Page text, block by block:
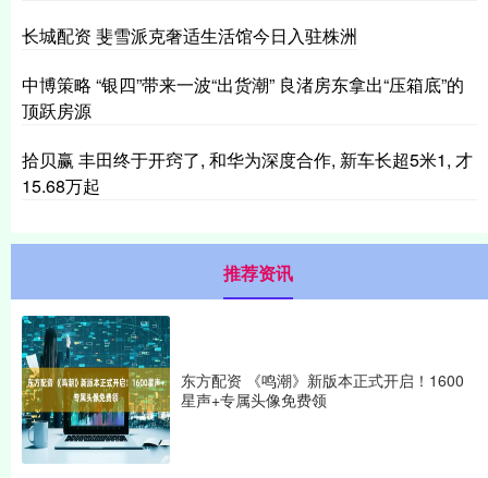
长城配资 斐雪派克奢适生活馆今日入驻株洲
中博策略 “银四”带来一波“出货潮” 良渚房东拿出“压箱底”的
顶跃房源
拾贝赢 丰田终于开窍了, 和华为深度合作, 新车长超5米1, 才
15.68万起
推荐资讯
东方配资 《鸣潮》新版本正式开启！1600
星声+专属头像免费领